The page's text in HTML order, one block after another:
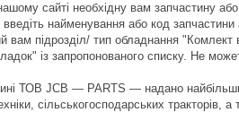
сайті необхідну вам запчастину
найменування або код
вам підрозділ/ тип обладнання
із запропонованого списку. Не
ТОВ JCB — PARTS — надано
сільськогосподарських тракторів,